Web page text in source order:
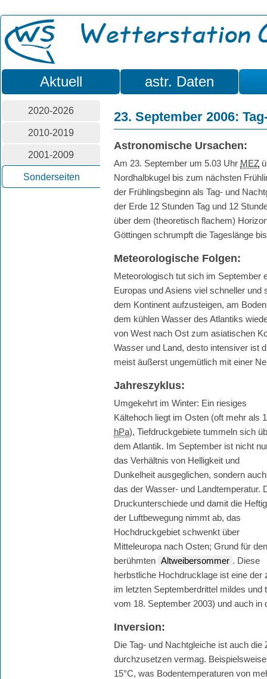
Aktuell astr. Daten
2020-2026
2010-2019
2001-2009
Sonderseiten
23. September 2006:
Astronomische Ursachen:
Am 23. September um 5.03 Uhr MEZ
Nordhalbkugel bis zum nächsten
der Frühlingsbeginn als Tag- und
der Erde 12 Stunden Tag und 12
über dem (theoretisch flachem)
Göttingen schrumpft die Tageslänge
Meteorologische Folgen:
Meteorologisch tut sich im September
Europas und Asiens viel schneller und
dem Kontinent aufzusteigen, am
dem kühlen Wasser des Atlantiks
von West nach Ost zum asiatischen
Wasser und Land, desto intensiver ist
meist äußerst ungemütlich mit einer
Jahreszyklus:
Umgekehrt im Winter: Ein riesiges
Kältehoch liegt im Osten (oft mehr als
hPa), Tiefdruckgebiete tummeln sich
dem Atlantik. Im September ist nicht
das Verhältnis von Helligkeit und
Dunkelheit ausgeglichen, sondern auch
das der Wasser- und Landtemperatur.
Druckunterschiede und damit die
der Luftbewegung nimmt ab, das
Hochdruckgebiet schwenkt über
Mitteleuropa nach Osten; Grund für den
berühmten Altweibersommer . Diese
herbstliche Hochdrucklage ist eine
im letzten Septemberdrittel mildes
vom 18. September 2003) und auch in
Inversion:
Die Tag- und Nachtgleiche ist auch
durchzusetzen vermag.
15°C, was Bodentemperaturen von